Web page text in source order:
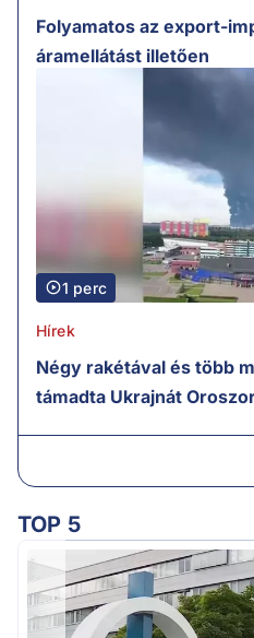
Folyamatos az export-
áramellátást illetően
1 perc
Hírek
Négy rakétával és több
támadta Ukrajnát
TOP 5